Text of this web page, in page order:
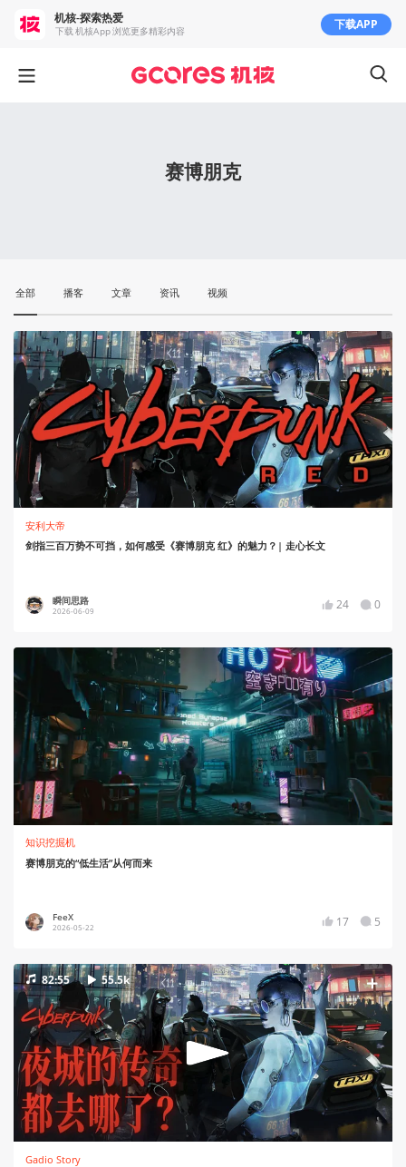
赛博朋克
全部 播客 文章 资讯 视频
安利大帝
剑指三百万势不可挡，如何感受《赛博朋克 红》的魅力？| 走心长文
瞬间思路
2026-06-09 24 0
知识挖掘机
赛博朋克的“低生活”从何而来
FeeX
2026-05-22 17 5
82:55 55.5k
Gadio Story
机核-探索热爱
下载 机核App 浏览更多精彩内容 下载APP